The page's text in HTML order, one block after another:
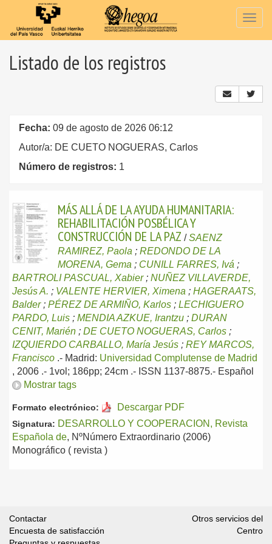
Listado de los registros
Fecha: 09 de agosto de 2026 06:12
Autor/a: DE CUETO NOGUERAS, Carlos
Número de registros: 1
MÁS ALLÁ DE LA AYUDA HUMANITARIA:
REHABILITACIÓN POSBÉLICA Y
CONSTRUCCIÓN DE LA PAZ /SAENZ
RAMIREZ, Paola ; REDONDO DE LA
MORENA, Gema ; CUNILL FARRES, Ivá ;
BARTROLI PASCUAL, Xabier; NUÑEZ VILLAVERDE,
Jesús A. ; VALENTE HERVIER, Ximena ; HAGERAATS,
Balder; PÉREZ DE ARMIÑO, Karlos ; LECHIGUERO
PARDO, Luis ; MENDIA AZKUE, Irantzu ; DURAN
CENIT, Marién ; DE CUETO NOGUERAS, Carlos ;
IZQUIERDO CARBALLO, María Jesús ; REY MARCOS,
Francisco .- Madrid: Universidad Complutense de Madrid
, 2006 .- 1vol; 186pp; 24cm .- ISSN 1137-8875.- Español
Mostrar tags
Formato electrónico: Descargar PDF
Signatura: DESARROLLO Y COOPERACION, Revista
Española de, NºNúmero Extraordinario (2006)
Monográfico ( revista )
Contactar
Encuesta de satisfacción
Otros servicios del
Centro